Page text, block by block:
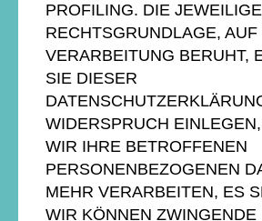
PROFILING. DIE JEWEILIGE
RECHTSGRUNDLAGE,
VERARBEITUNG BERUHT,
SIE DIESER
WIDERSPRUCH
WIR IHRE BETROFFENEN
PERSONENBEZOGENEN
MEHR VERARBEITEN, ES
WIR KÖNNEN ZWINGENDE